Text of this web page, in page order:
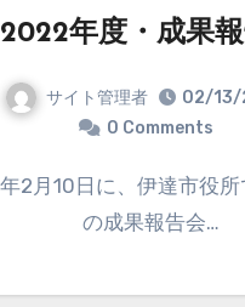
2022年度・成果
サイト管理者
02/13/
0 Comments
の成果報告会…